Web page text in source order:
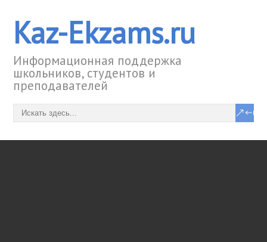
Kaz-Ekzams.ru
Информационная поддержка
школьников, студентов и
преподавателей